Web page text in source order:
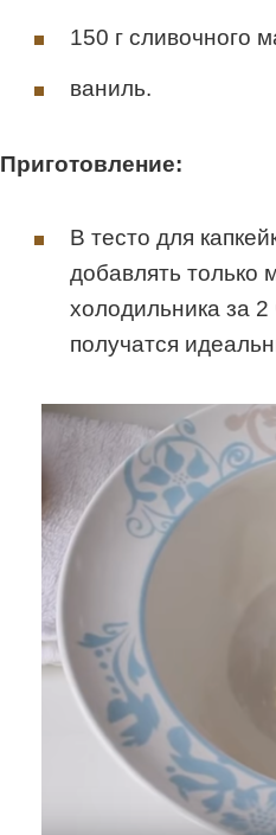
150 г сливочного
ваниль.
Приготовление:
В тесто для
добавлять только
холодильника за
получатся